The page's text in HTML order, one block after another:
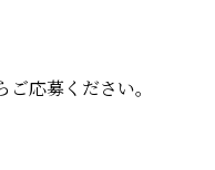
ご応募ください。